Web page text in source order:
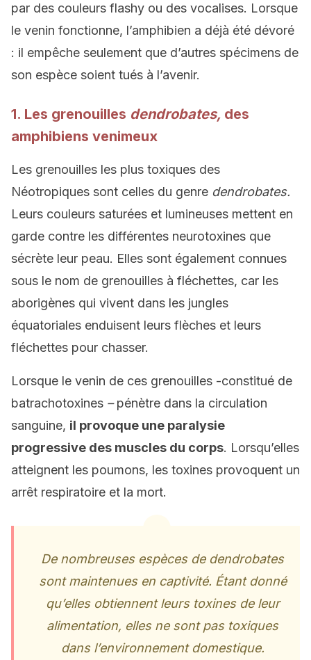
par des couleurs flashy ou des vocalises. Lorsque
le venin fonctionne, l’amphibien a déjà été dévoré
: il empêche seulement que d’autres spécimens de
son espèce soient tués à l’avenir.
1. Les grenouilles dendrobates, des
amphibiens venimeux
Les grenouilles les plus toxiques des
Néotropiques sont celles du genre dendrobates.
Leurs couleurs saturées et lumineuses mettent en
garde contre les différentes neurotoxines que
sécrète leur peau. Elles sont également connues
sous le nom de grenouilles à fléchettes, car les
aborigènes qui vivent dans les jungles
équatoriales enduisent leurs flèches et leurs
fléchettes pour chasser.
Lorsque le venin de ces grenouilles -constitué de
batrachotoxines –pénètre dans la circulation
sanguine, il provoque une paralysie
progressive des muscles du corps. Lorsqu’elles
atteignent les poumons, les toxines provoquent un
arrêt respiratoire et la mort.
De nombreuses espèces de dendrobates
sont maintenues en captivité. Étant donné
qu’elles obtiennent leurs toxines de leur
alimentation, elles ne sont pas toxiques
dans l’environnement domestique.